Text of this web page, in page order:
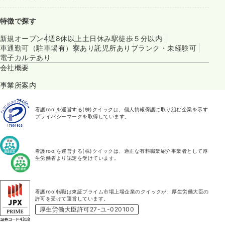
特徴で探す
新規オープン4週8休以上 土日休み駅徒歩５分以内
車通勤可（駐車場有） 寮あり託児所あり ブランク・未経験可
電子カルテあり
会社概要
事業所案内
看護roo!を運営する(株)クイックは、個人情報保護に取り組む企業を示す
プライバシーマークを取得しています。
看護roo!を運営する(株)クイックは、適正な有料職業紹介事業者として厚
生労働省より認定を受けています。
看護roo!転職は東証プライム市場上場企業のクイックが、厚生労働大臣の
許可を受けて運営しています。
厚生労働大臣許可27-ユ-020100